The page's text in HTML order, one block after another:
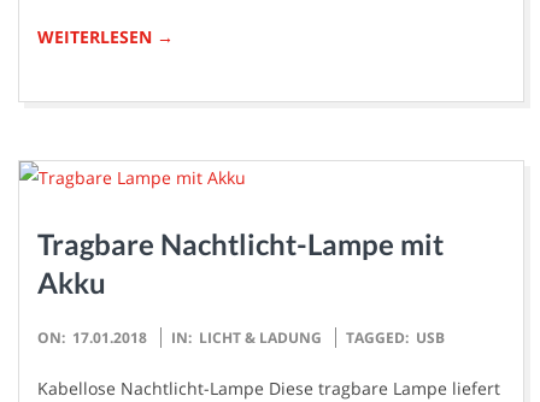
WEITERLESEN →
Tragbare Nachtlicht-Lampe mit
Akku
2018-
ON: 17.01.2018 IN: LICHT & LADUNG TAGGED: USB
Kabellose Nachtlicht-Lampe Diese tragbare Lampe liefert